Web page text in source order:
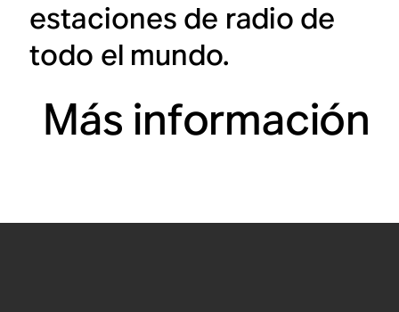
estaciones de radio de
todo el mundo.
Más información